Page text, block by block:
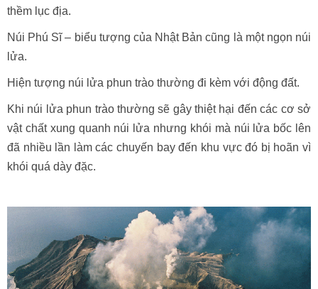
thềm lục địa.
Núi Phú Sĩ – biểu tượng của Nhật Bản cũng là một ngọn núi
lửa.
Hiện tượng núi lửa phun trào thường đi kèm với động đất.
Khi núi lửa phun trào thường sẽ gây thiệt hại đến các cơ sở
vật chất xung quanh núi lửa nhưng khói mà núi lửa bốc lên
đã nhiều lần làm các chuyến bay đến khu vực đó bị hoãn vì
khói quá dày đặc.